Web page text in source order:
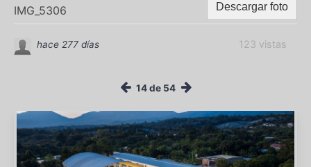
Descargar foto
IMG_5306
123 vistas
hace 277 días
14 de 54